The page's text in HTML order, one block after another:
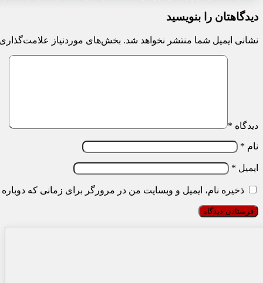
دیدگاهتان را بنویسید
نشانی ایمیل شما منتشر نخواهد شد. بخش‌های موردنیاز
دیدگاه *
نام *
ایمیل *
ذخیره نام، ایمیل و وبسایت من در مرورگر برای زمانی که